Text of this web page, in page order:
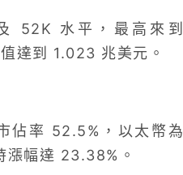
52K 水平，最高來到
達到 1.023 兆美元。
佔率 52.5%，以太幣為
漲幅達 23.38%。